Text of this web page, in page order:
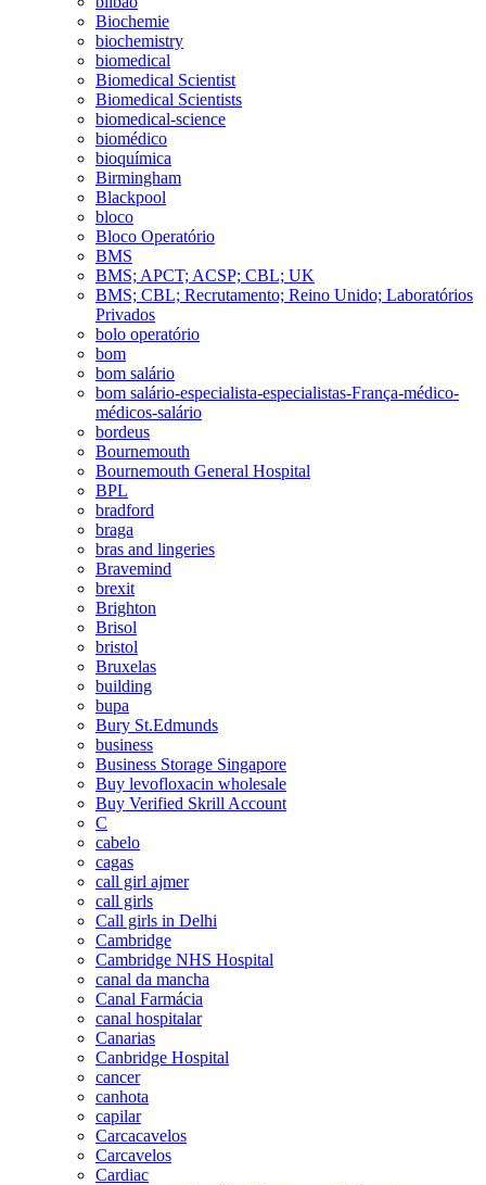
Biochemie
biochemistry
biomedical
Biomedical Scientist
Biomedical Scientists
biomedical-science
biomédico
bioquímica
Birmingham
Blackpool
bloco
Bloco Operatório
BMS
BMS; APCT; ACSP; CBL; UK
BMS; CBL; Recrutamento; Reino Unido; Laboratórios
Privados
bolo operatório
bom
bom salário
bom salário-especialista-especialistas-França-médico-
médicos-salário
bordeus
Bournemouth
Bournemouth General Hospital
BPL
bradford
braga
bras and lingeries
Bravemind
brexit
Brighton
Brisol
bristol
Bruxelas
building
bupa
Bury St.Edmunds
business
Business Storage Singapore
Buy levofloxacin wholesale
Buy Verified Skrill Account
C
cabelo
cagas
call girl ajmer
call girls
Call girls in Delhi
Cambridge
Cambridge NHS Hospital
canal da mancha
Canal Farmácia
canal hospitalar
Canarias
Canbridge Hospital
cancer
canhota
capilar
Carcacavelos
Carcavelos
Cardiac